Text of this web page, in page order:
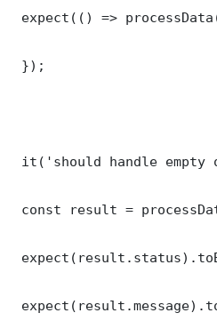
expect(() =>
});
it('should handle
const result =